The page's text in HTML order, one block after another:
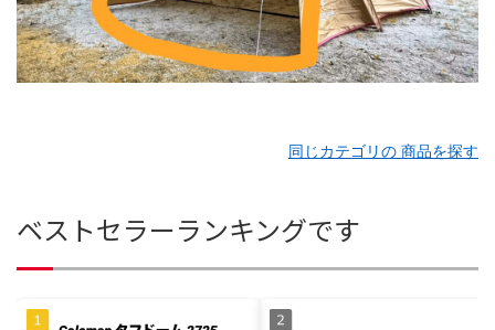
同じカテゴリの 商品を探す
ベストセラーランキングです